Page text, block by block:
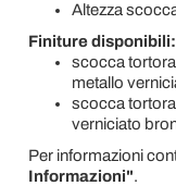
Altezza
Finiture disponibili:
scocca
metallo
scocca
verniciato
Per informazioni
Informazioni".